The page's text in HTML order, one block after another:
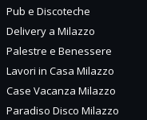
Pub e Discoteche
Delivery a Milazzo
Palestre e Benessere
Lavori in Casa Milazzo
Case Vacanza Milazzo
Paradiso Disco Milazzo